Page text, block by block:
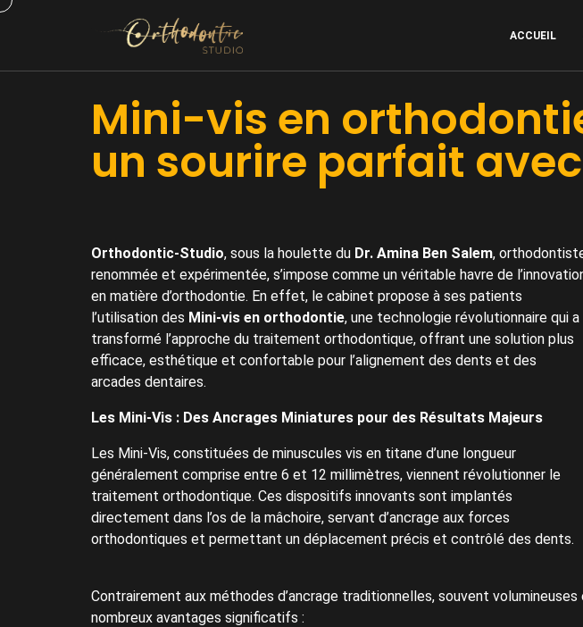
ACCUEIL
Mini-vis en
un sourire parfait
Orthodontic-Studio, sous la houlette du Dr. Amina Ben Salem,
renommée et expérimentée, s’impose comme un véritable havre de
en matière d’orthodontie. En effet, le cabinet propose à ses patients
l’utilisation des Mini-vis en orthodontie, une technologie révolutionnaire qui a
transformé l’approche du traitement orthodontique, offrant une solution plus
efficace, esthétique et confortable pour l’alignement des dents et des
arcades dentaires.
Les Mini-Vis : Des Ancrages Miniatures pour des Résultats Majeurs
Les Mini-Vis, constituées de minuscules vis en titane d’une longueur
généralement comprise entre 6 et 12 millimètres, viennent révolutionner le
traitement orthodontique. Ces dispositifs innovants sont implantés
directement dans l’os de la mâchoire, servant d’ancrage aux forces
orthodontiques et permettant un déplacement précis et contrôlé des dents.
Contrairement aux méthodes d’ancrage traditionnelles, souvent
nombreux avantages significatifs :